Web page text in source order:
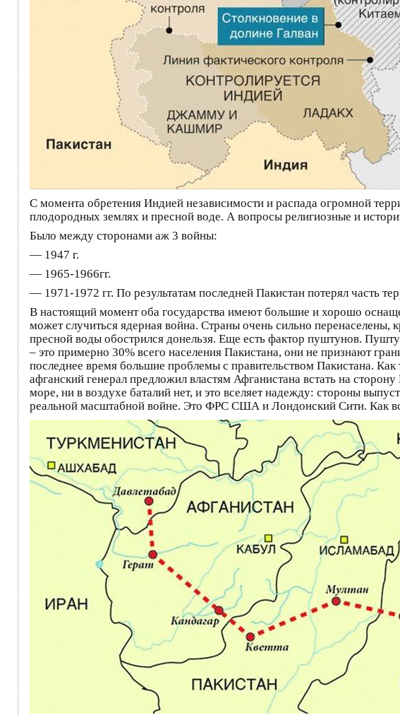
С момента обретения Индией независимости и распада огромной
плодородных землях и пресной воде. А вопросы религиозные и
Было между сторонами аж 3 войны:
— 1947 г.
— 1965-1966гг.
— 1971-1972 гг. По результатам последней Пакистан потерял часть
В настоящий момент оба государства имеют большие и хорошо
может случиться ядерная война. Страны очень сильно перенаселены,
пресной воды обострился донельзя. Еще есть фактор пуштунов.
– это примерно 30% всего населения Пакистана, они не признают
последнее время большие проблемы с правительством Пакистана.
афганский генерал предложил властям Афганистана встать на
море, ни в воздухе баталий нет, и это вселяет надежду: стороны
реальной масштабной войне. Это ФРС США и Лондонский Сити. Как